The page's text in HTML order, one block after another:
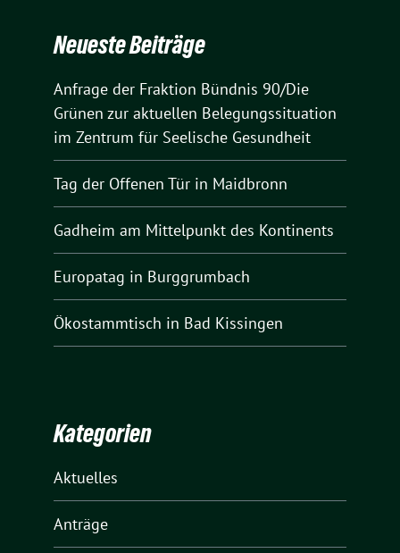
Neueste Beiträge
Anfrage der Fraktion Bündnis 90/Die
Grünen zur aktuellen Belegungssituation
im Zentrum für Seelische Gesundheit
Tag der Offenen Tür in Maidbronn
Gadheim am Mittelpunkt des Kontinents
Europatag in Burggrumbach
Ökostammtisch in Bad Kissingen
Kategorien
Aktuelles
Anträge